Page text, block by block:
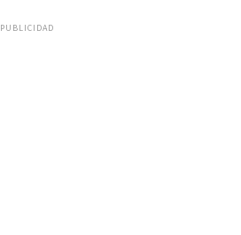
PUBLICIDAD